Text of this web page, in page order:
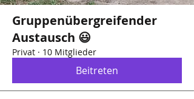
Gruppenübergreifender
Austausch 😃
Privat · 10 Mitglieder
Beitreten